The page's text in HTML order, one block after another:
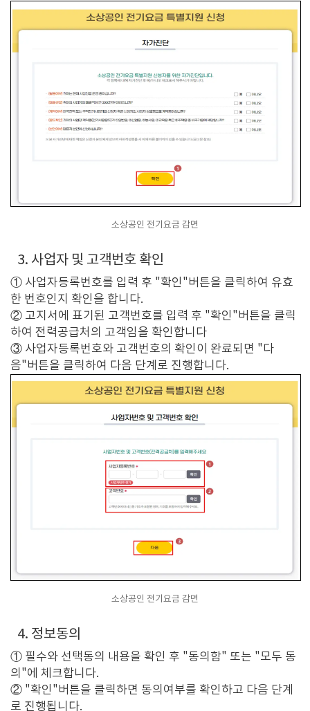
소상공인 전기요금 감면
3. 사업자 및 고객번호 확인
① 사업자등록번호를 입력 후 "확인"버튼을 클릭하여 유효
한 번호인지 확인을 합니다.
② 고지서에 표기된 고객번호를 입력 후 "확인"버튼을 클릭
하여 전력공급처의 고객임을 확인합니다
③ 사업자등록번호와 고객번호의 확인이 완료되면 "다
음"버튼을 클릭하여 다음 단계로 진행합니다.
소상공인 전기요금 감면
4. 정보동의
① 필수와 선택동의 내용을 확인 후 "동의함" 또는 "모두 동
의"에 체크합니다.
② "확인"버튼을 클릭하면 동의여부를 확인하고 다음 단계
로 진행됩니다.